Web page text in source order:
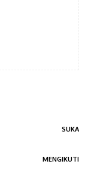
SUKA
MENGIKUTI